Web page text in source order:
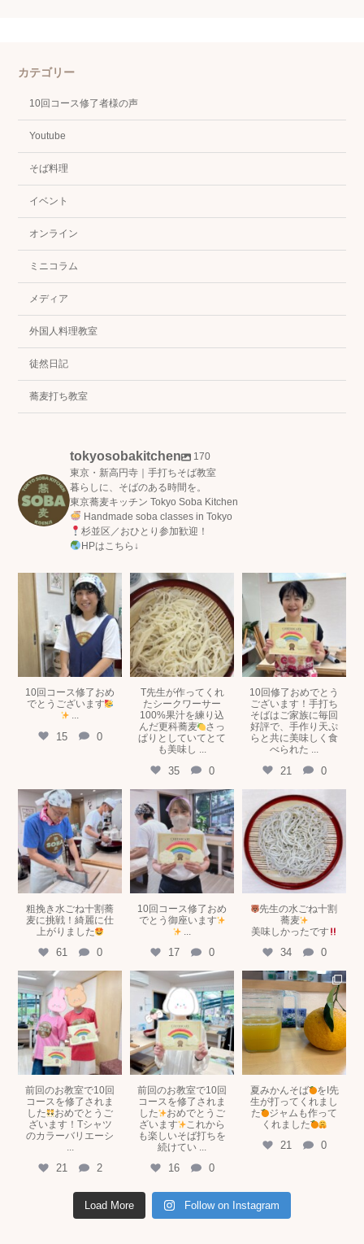
カテゴリー
10回コース修了者様の声
Youtube
そば料理
イベント
オンライン
ミニコラム
メディア
外国人料理教室
徒然日記
蕎麦打ち教室
tokyosobakitchen
170
東京・新高円寺｜手打ちそば教室
暮らしに、そばのある時間を。
東京蕎麦キッチン Tokyo Soba Kitchen
Handmade soba classes in Tokyo
杉並区／おひとり参加歓迎！
HPはこちら↓
tokyosobakitchen
7月 15
10回コース修了おめ
でとうございます
...
15 0
tokyosobakitchen
7月 5
T先生が作ってくれ
たシークワーサー
100%果汁を練り込
んだ更科蕎麦
さっ
ぱりとしていてとて
も美味し ...
35 0
tokyosobakitchen
6月 29
10回修了おめでとう
ございます！手打ち
そばはご家族に毎回
好評で、手作り天ぷ
らと共に美味しく食
べられた ...
21 0
tokyosobakitchen
6月 11
粗挽き水ごね十割蕎
麦に挑戦！綺麗に仕
上がりました
61 0
tokyosobakitchen
5月 19
10回コース修了おめ
でとう御座います
17 0
tokyosobakitchen
5月 16
先生の水ごね十割
蕎麦
美味しかったです
34 0
tokyosobakitchen
5月 8
前回のお教室で10回
コースを修了されま
した
おめでとうご
ざいます！Tシャツ
のカラーバリエーシ
...
21 2
tokyosobakitchen
5月 8
前回のお教室で10回
コースを修了されま
した
おめでとうご
ざいます
これから
も楽しいそば打ちを
続けてい ...
16 0
tokyosobakitchen
5月 2
夏みかんそば
をI先
生が打ってくれまし
た
ジャムも作って
くれました
21 0
Load More Follow on Instagram